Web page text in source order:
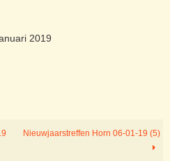
2019
Nieuwjaarstreffen Horn 06-01-19 (5)